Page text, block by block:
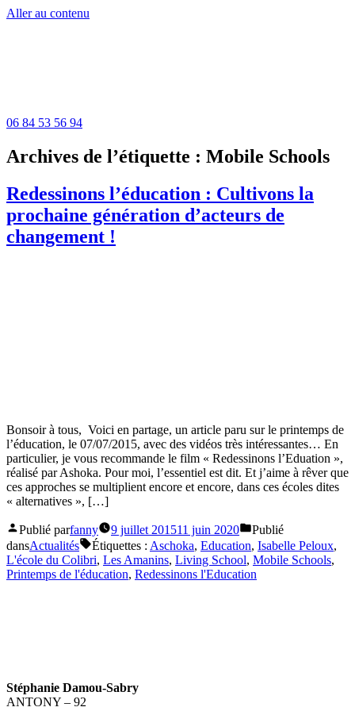
Aller au contenu
06 84 53 56 94
Archives de l’étiquette : Mobile Schools
Redessinons l’éducation : Cultivons la
prochaine génération d’acteurs de
changement !
Bonsoir à tous, Voici en partage, un article paru sur le printemps de
l’éducation, le 07/07/2015, avec des vidéos très intéressantes… En
particulier, je vous recommande le film « Redessinons l’Eduation »,
réalisé par Ashoka. Pour moi, l’essentiel est dit. Et j’aime à rêver que
ces approches se multiplient encore et encore, dans ces écoles dites
« alternatives », […]
Publié parfanny 9 juillet 201511 juin 2020
Publié
dansActualités Étiquettes : Aschoka, Education, Isabelle Peloux,
L'école du Colibri, Les Amanins, Living School, Mobile Schools,
Printemps de l'éducation, Redessinons l'Education
Stéphanie Damou-Sabry
ANTONY – 92